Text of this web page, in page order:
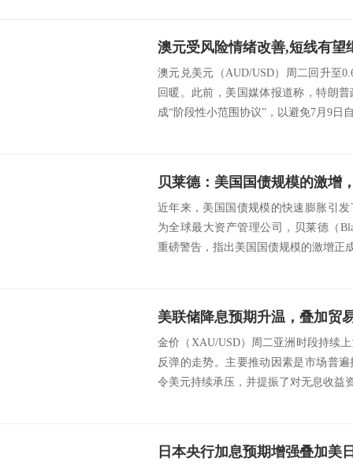
澳元受风险情绪改善,短线有望
澳元兑美元（AUD/USD）周二回升至
回暖。此前，美国媒体报道称，特朗
成“阶段性小范围协议”，以避免7月9日
近年来，美国国债规模的快速膨胀引
为全球最大资产管理公司，贝莱德（
重磅警告，指出美国国债规模的激增正
金价（XAU/USD）周二亚洲时段持续
反弹的走势。主要推动因素是市场普
令美元持续承压，并提振了对无息收益